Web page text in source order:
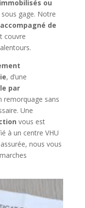
ou
sous gage. Notre
de
couvre
, d’une
par
remorquage sans
Une
vous est
à un centre VHU
nous vous